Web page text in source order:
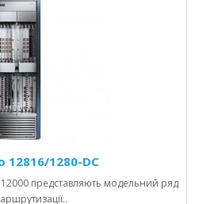
1280-DC
представляють модельний ряд